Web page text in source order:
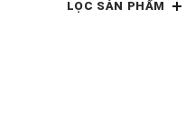
LỌC SẢN PHẨM